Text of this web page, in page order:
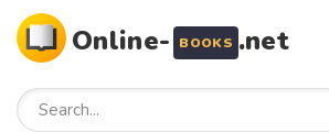
Online- BOOKS .net